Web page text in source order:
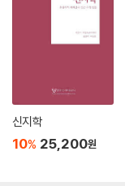
신지학
10% 25,200원